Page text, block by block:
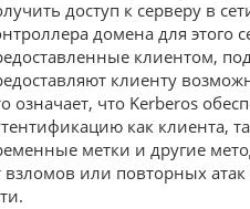
доступ к серверу в
домена для этого
клиентом,
клиенту
означает, что Kerberos
как клиента,
метки и другие
взломов или повторных